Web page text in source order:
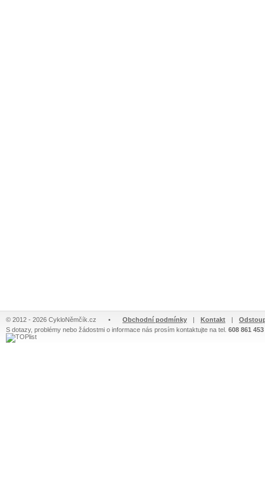
© 2012 - 2026 CykloNěmčík.cz • Obchodní podmínky | Kontakt |
S dotazy, problémy nebo žádostmi o informace nás prosím kontaktujte na tel. 608 861 453